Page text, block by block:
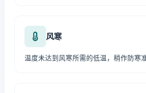
风寒
温度未达到风寒所需的低温，稍作防寒